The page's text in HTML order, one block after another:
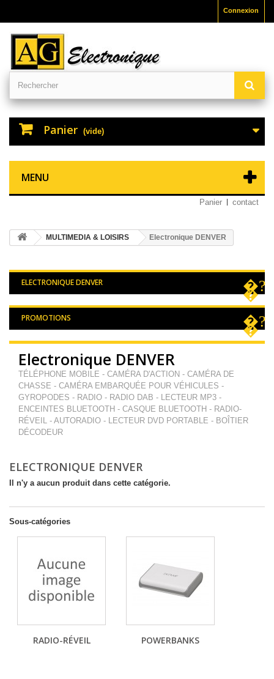
Connexion
Panier (vide)
MENU
Panier contact
MULTIMEDIA & LOISIRS Electronique DENVER
ELECTRONIQUE DENVER
PROMOTIONS
Electronique DENVER
TÉLÉPHONE MOBILE - CAMÉRA D'ACTION - CAMÉRA DE
CHASSE - CAMÉRA EMBARQUÉE POUR VÉHICULES -
GYROPODES - RADIO - RADIO DAB - LECTEUR MP3 -
ENCEINTES BLUETOOTH - CASQUE BLUETOOTH - RADIO-
RÉVEIL - AUTORADIO - LECTEUR DVD PORTABLE - BOÎTIER
DÉCODEUR
ELECTRONIQUE DENVER
Il n'y a aucun produit dans cette catégorie.
Sous-catégories
RADIO-RÉVEIL POWERBANKS